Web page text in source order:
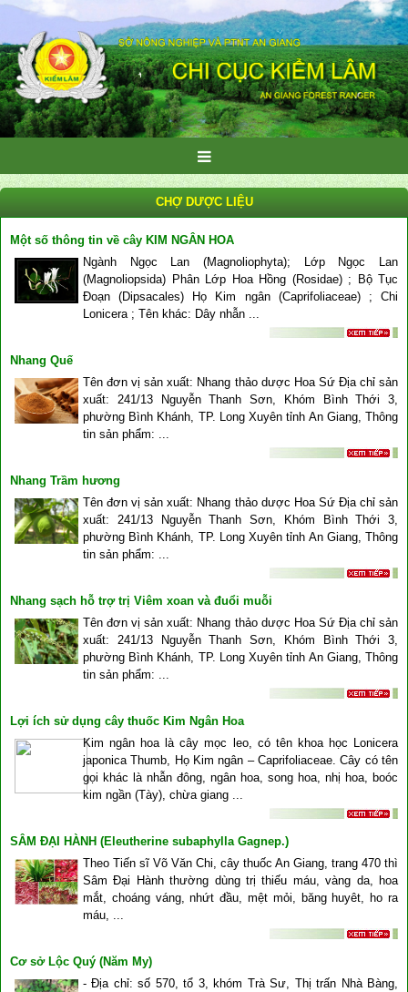
CHỢ DƯỢC LIỆU
Một số thông tin về cây KIM NGÂN HOA
Ngành Ngọc Lan (Magnoliophyta); Lớp Ngọc Lan
(Magnoliopsida) Phân Lớp Hoa Hồng (Rosidae) ; Bộ Tục
Đoạn (Dipsacales) Họ Kim ngân (Caprifoliaceae) ; Chi
Lonicera ; Tên khác: Dây nhẫn ...
Nhang Quế
Tên đơn vị sản xuất: Nhang thảo dược Hoa Sứ Địa chỉ sản
xuất: 241/13 Nguyễn Thanh Sơn, Khóm Bình Thới 3,
phường Bình Khánh, TP. Long Xuyên tỉnh An Giang, Thông
tin sản phẩm: ...
Nhang Trầm hương
Tên đơn vị sản xuất: Nhang thảo dược Hoa Sứ Địa chỉ sản
xuất: 241/13 Nguyễn Thanh Sơn, Khóm Bình Thới 3,
phường Bình Khánh, TP. Long Xuyên tỉnh An Giang, Thông
tin sản phẩm: ...
Nhang sạch hỗ trợ trị Viêm xoan và đuổi muỗi
Tên đơn vị sản xuất: Nhang thảo dược Hoa Sứ Địa chỉ sản
xuất: 241/13 Nguyễn Thanh Sơn, Khóm Bình Thới 3,
phường Bình Khánh, TP. Long Xuyên tỉnh An Giang, Thông
tin sản phẩm: ...
Lợi ích sử dụng cây thuốc Kim Ngân Hoa
Kim ngân hoa là cây mọc leo, có tên khoa học Lonicera
japonica Thumb, Họ Kim ngân – Caprifoliaceae. Cây có tên
gọi khác là nhẫn đông, ngân hoa, song hoa, nhị hoa, boóc
kim ngần (Tày), chừa giang ...
SÂM ĐẠI HÀNH (Eleutherine subaphylla Gagnep.)
Theo Tiến sĩ Võ Văn Chi, cây thuốc An Giang, trang 470 thì
Sâm Đại Hành thường dùng trị thiếu máu, vàng da, hoa
mắt, choáng váng, nhứt đầu, mệt mỏi, băng huyêt, ho ra
máu, ...
Cơ sở Lộc Quý (Năm My)
- Địa chỉ: số 570, tổ 3, khóm Trà Sư, Thị trấn Nhà Bàng,